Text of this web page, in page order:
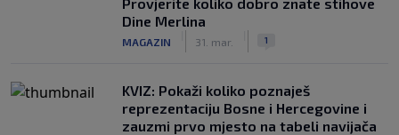
Dine Merlina
MAGAZIN 31. mar. 1
KVIZ: Pokaži koliko poznaješ
reprezentaciju Bosne i Hercegovine i
zauzmi prvo mjesto na tabeli navijača